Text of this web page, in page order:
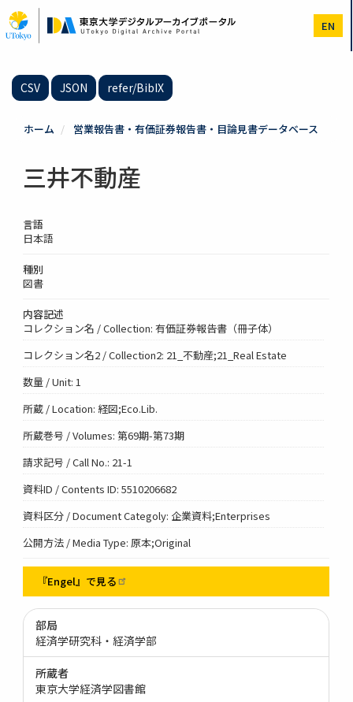
イ
ン
EN
CSV JSON refer/BibIX
ホーム 営業報告書・有価証券報告書・目論見書データベース
三井不動産
言語
日本語
種別
図書
内容記述
コレクション名 / Collection: 有価証券報告書（冊子体）
コレクション名2 / Collection2: 21_不動産;21_Real Estate
数量 / Unit: 1
所蔵 / Location: 経図;Eco.Lib.
所蔵巻号 / Volumes: 第69期-第73期
請求記号 / Call No.: 21-1
資料ID / Contents ID: 5510206682
資料区分 / Document Categoly: 企業資料;Enterprises
公開方法 / Media Type: 原本;Original
『Engel』で見る
部局
経済学研究科・経済学部
所蔵者
東京大学経済学図書館